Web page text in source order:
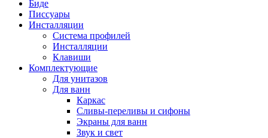
Биде
Писсуары
Инсталляции
Система профилей
Инсталляции
Клавиши
Комплектующие
Для унитазов
Для ванн
Каркас
Сливы-переливы и сифоны
Экраны для ванн
Звук и свет